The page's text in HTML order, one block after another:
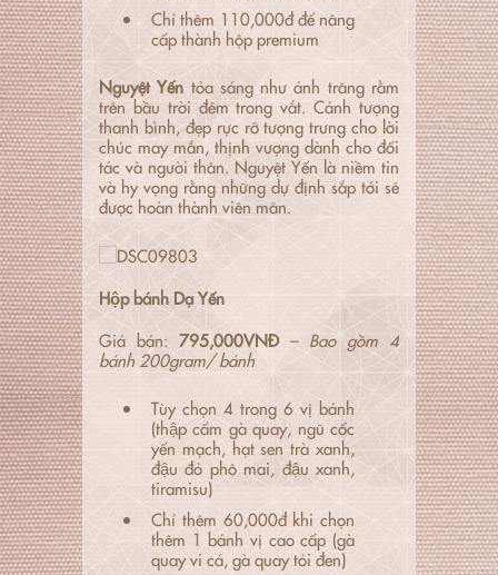
Chỉ thêm 110,000đ để nâng
cấp thành hộp premium
Nguyệt Yến tỏa sáng như ánh trăng rằm
trên bầu trời đêm trong vắt. Cảnh tượng
thanh bình, đẹp rực rỡ tượng trưng cho lời
chúc may mắn, thịnh vượng dành cho đối
tác và người thân. Nguyệt Yến là niềm tin
và hy vọng rằng những dự định sắp tới sẽ
được hoàn thành viên mãn.
Hộp bánh Dạ Yến
Giá bán: 795,000VNĐ– Bao gồm 4
bánh 200gram/ bánh
Tùy chọn 4 trong 6 vị bánh
(thập cẩm gà quay, ngũ cốc
yến mạch, hạt sen trà xanh,
đậu đỏ phô mai, đậu xanh,
tiramisu)
Chỉ thêm 60,000đ khi chọn
thêm 1 bánh vị cao cấp (gà
quay vi cá, gà quay tỏi đen)